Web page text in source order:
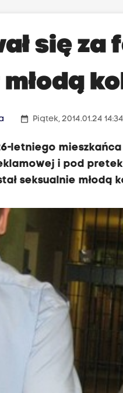
się za
młodą
date_range Piątek, 2014.01.24
letniego
i pod
seksualnie młodą